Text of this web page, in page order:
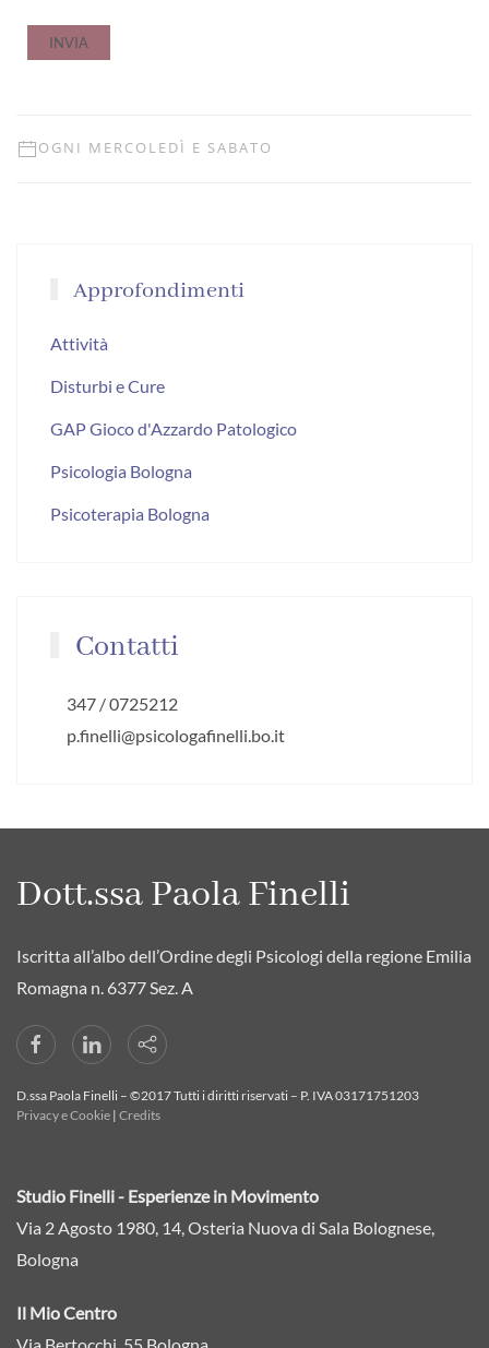
OGNI MERCOLEDÌ E SABATO
Approfondimenti
Attività
Disturbi e Cure
GAP Gioco d'Azzardo Patologico
Psicologia Bologna
Psicoterapia Bologna
Contatti
347 / 0725212
p.finelli@psicologafinelli.bo.it
Dott.ssa Paola Finelli
Iscritta all’albo dell’Ordine degli Psicologi della regione Emilia
Romagna n. 6377 Sez. A
D.ssa Paola Finelli – ©2017 Tutti i diritti riservati – P. IVA 03171751203
Privacy e Cookie | Credits
Studio Finelli - Esperienze in Movimento
Via 2 Agosto 1980, 14, Osteria Nuova di Sala Bolognese,
Bologna
Il Mio Centro